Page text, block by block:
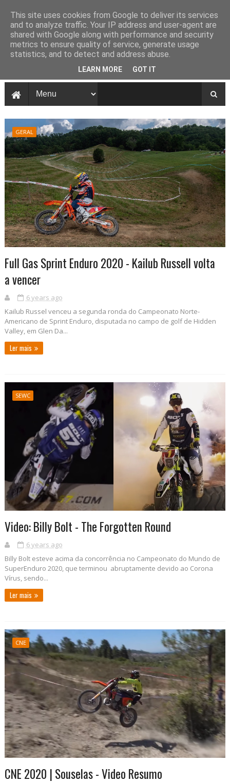
GERAL
Full Gas Sprint Enduro 2020 - Kailub Russell volta
a vencer
6 years ago
Kailub Russel venceu a segunda ronda do Campeonato Norte-
Americano de Sprint Enduro, disputada no campo de golf de Hidden
Valley, em Glen Da...
Ler mais
SEWC
Video: Billy Bolt - The Forgotten Round
6 years ago
Billy Bolt esteve acima da concorrência no Campeonato do Mundo de
SuperEnduro 2020, que terminou abruptamente devido ao Corona
Vírus, sendo...
Ler mais
CNE
CNE 2020 | Souselas - Video Resumo
This site uses cookies from Google to deliver its services
and to analyze traffic. Your IP address and user-agent are
shared with Google along with performance and security
metrics to ensure quality of service, generate usage
statistics, and to detect and address abuse.
LEARN MORE GOT IT